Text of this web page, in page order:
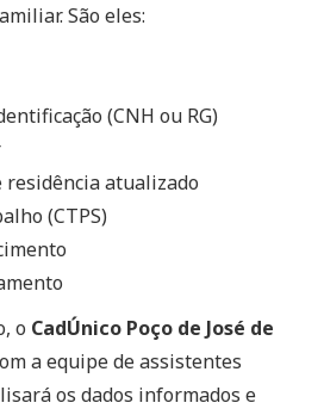
São eles:
(CNH ou RG)
residência atualizado
(CTPS)
o CadÚnico Poço de José de
a equipe de assistentes
os dados informados e